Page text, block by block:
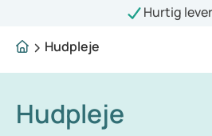
Hurtig levering
Hudpleje
Hudpleje